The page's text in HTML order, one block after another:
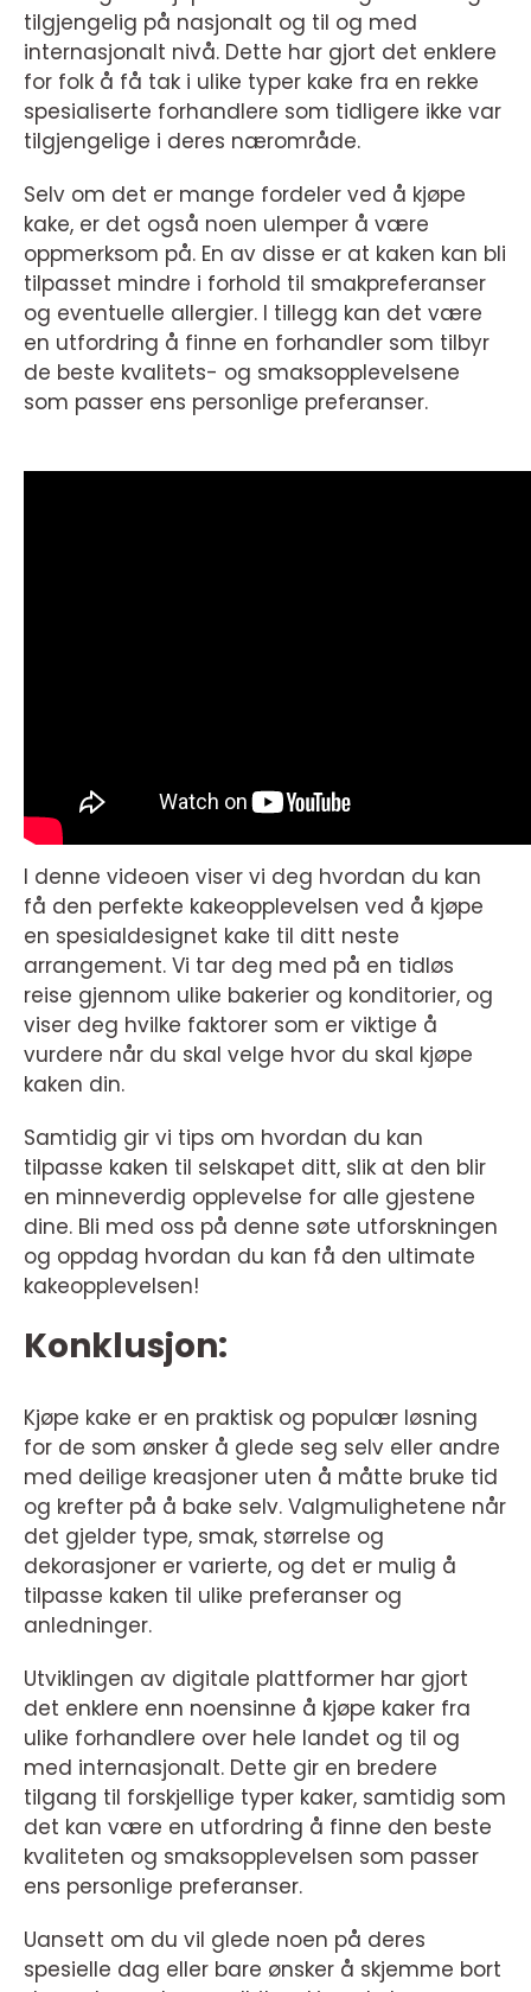
tilgjengelig på nasjonalt og til og med
internasjonalt nivå. Dette har gjort det enklere
for folk å få tak i ulike typer kake fra en rekke
spesialiserte forhandlere som tidligere ikke var
tilgjengelige i deres nærområde.
Selv om det er mange fordeler ved å kjøpe
kake, er det også noen ulemper å være
oppmerksom på. En av disse er at kaken kan bli
tilpasset mindre i forhold til smakpreferanser
og eventuelle allergier. I tillegg kan det være
en utfordring å finne en forhandler som tilbyr
de beste kvalitets- og smaksopplevelsene
som passer ens personlige preferanser.
I denne videoen viser vi deg hvordan du kan
få den perfekte kakeopplevelsen ved å kjøpe
en spesialdesignet kake til ditt neste
arrangement. Vi tar deg med på en tidløs
reise gjennom ulike bakerier og konditorier, og
viser deg hvilke faktorer som er viktige å
vurdere når du skal velge hvor du skal kjøpe
kaken din.
Samtidig gir vi tips om hvordan du kan
tilpasse kaken til selskapet ditt, slik at den blir
en minneverdig opplevelse for alle gjestene
dine. Bli med oss på denne søte utforskningen
og oppdag hvordan du kan få den ultimate
kakeopplevelsen!
Konklusjon:
Kjøpe kake er en praktisk og populær løsning
for de som ønsker å glede seg selv eller andre
med deilige kreasjoner uten å måtte bruke tid
og krefter på å bake selv. Valgmulighetene når
det gjelder type, smak, størrelse og
dekorasjoner er varierte, og det er mulig å
tilpasse kaken til ulike preferanser og
anledninger.
Utviklingen av digitale plattformer har gjort
det enklere enn noensinne å kjøpe kaker fra
ulike forhandlere over hele landet og til og
med internasjonalt. Dette gir en bredere
tilgang til forskjellige typer kaker, samtidig som
det kan være en utfordring å finne den beste
kvaliteten og smaksopplevelsen som passer
ens personlige preferanser.
Uansett om du vil glede noen på deres
spesielle dag eller bare ønsker å skjemme bort